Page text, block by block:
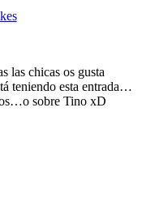
las chicas os gusta
teniendo esta entrada…
sobre Tino xD